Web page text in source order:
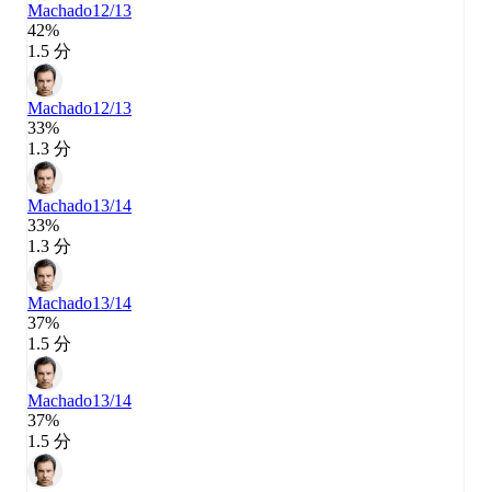
Machado12/13
42%
1.5 分
Machado12/13
33%
1.3 分
Machado13/14
33%
1.3 分
Machado13/14
37%
1.5 分
Machado13/14
37%
1.5 分